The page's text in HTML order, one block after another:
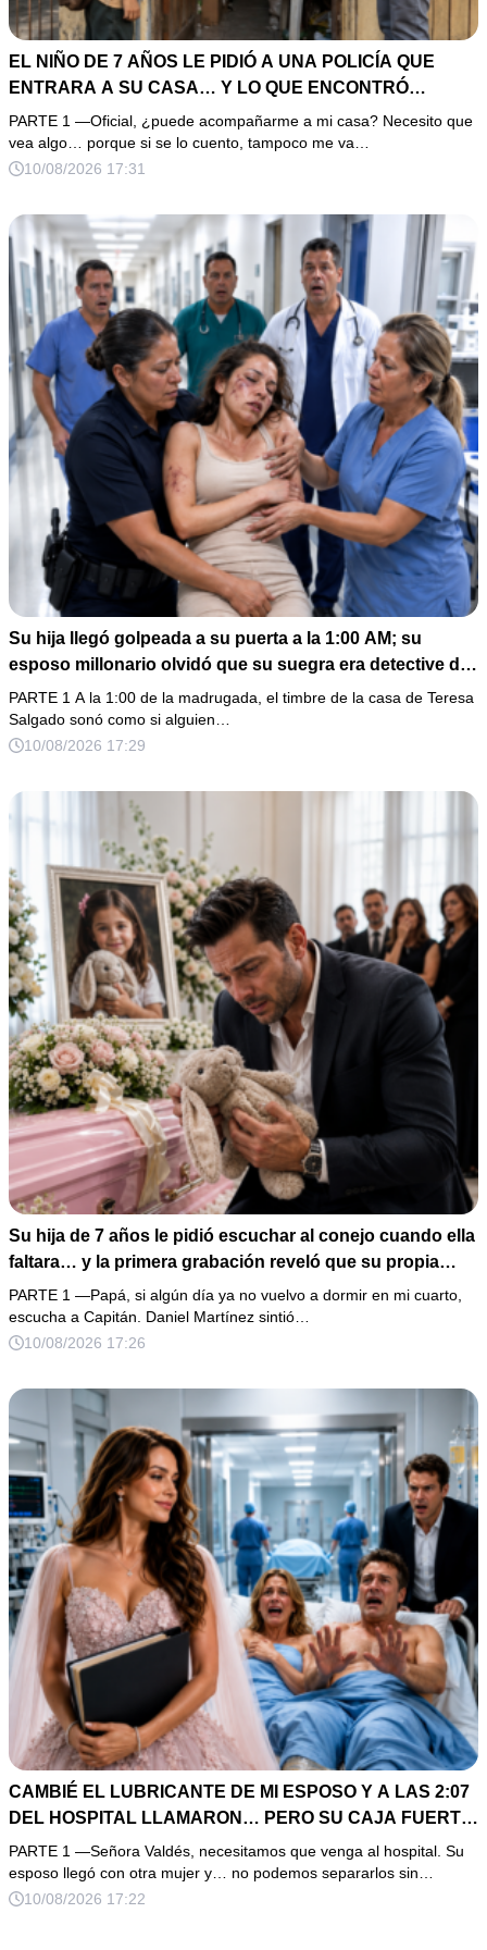
EL NIÑO DE 7 AÑOS LE PIDIÓ A UNA POLICÍA QUE
ENTRARA A SU CASA… Y LO QUE ENCONTRÓ
EXPLICÓ POR QUÉ NADIE LE CREÍA
PARTE 1 —Oficial, ¿puede acompañarme a mi casa? Necesito que
vea algo… porque si se lo cuento, tampoco me va…
10/08/2026 17:31
Su hija llegó golpeada a su puerta a la 1:00 AM; su
esposo millonario olvidó que su suegra era detective de
homicidios
PARTE 1 A la 1:00 de la madrugada, el timbre de la casa de Teresa
Salgado sonó como si alguien…
10/08/2026 17:29
Su hija de 7 años le pidió escuchar al conejo cuando ella
faltara… y la primera grabación reveló que su propia
familia ganaba dinero con su enfermedad
PARTE 1 —Papá, si algún día ya no vuelvo a dormir en mi cuarto,
escucha a Capitán. Daniel Martínez sintió…
10/08/2026 17:26
CAMBIÉ EL LUBRICANTE DE MI ESPOSO Y A LAS 2:07
DEL HOSPITAL LLAMARON… PERO SU CAJA FUERTE
ESCONDÍA ALGO PEOR
PARTE 1 —Señora Valdés, necesitamos que venga al hospital. Su
esposo llegó con otra mujer y… no podemos separarlos sin…
10/08/2026 17:22